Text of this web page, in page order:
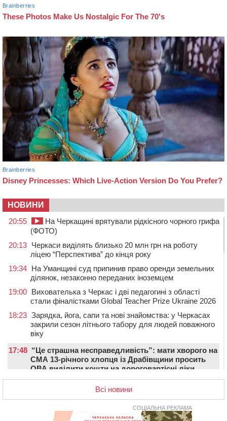
НОВИНИ
20:55
На Черкащині врятували рідкісного чорного грифа
(ФОТО)
20:13 Черкаси виділять близько 20 млн грн на роботу
ліцею “Перспектива” до кінця року
19:34 На Уманщині суд припинив право оренди земельних
ділянок, незаконно переданих іноземцем
19:00 Вихователька з Черкас і дві педагогині з області
стали фіналістками Global Teacher Prize Ukraine 2026
18:23 Зарядка, йога, сапи та нові знайомства: у Черкасах
закрили сезон літнього табору для людей поважного
віку
17:48 “Це страшна несправедливість”: мати хворого на
СМА 13-річного хлопця із Драбівщини просить
ОВА виділити кошти на дороговартісні ліки
На Уманщині судитимуть колишню очільницю відділу
освіти через закупівлю електрики за завищеною
Всі новини
СОЦІАЛЬНА РЕКЛАМА